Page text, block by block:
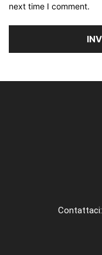
next time I comment.
Contattaci: